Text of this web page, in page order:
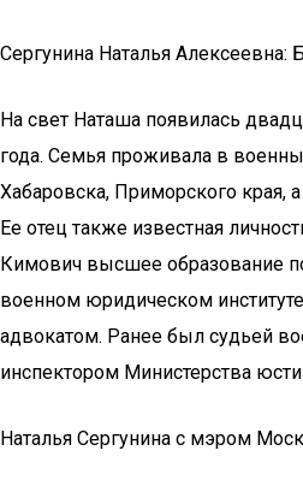
Сергунина Наталья Алексеевна:
На свет Наташа появилась
года. Семья проживала в
Хабаровска, Приморского края,
Ее отец также известная
Кимович высшее образование
военном юридическом
адвокатом. Ранее был судьей
инспектором Министерства
Наталья Сергунина с мэром